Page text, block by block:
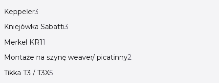
Keppeler3
Kniejówka Sabatti3
Merkel KR11
Montaże na szynę weaver/ picatinny2
Tikka T3 / T3X5